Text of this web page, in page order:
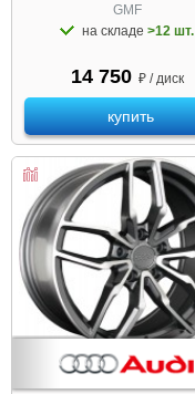
GMF
на складе >12 шт.
14 750 ₽ / диск
купить